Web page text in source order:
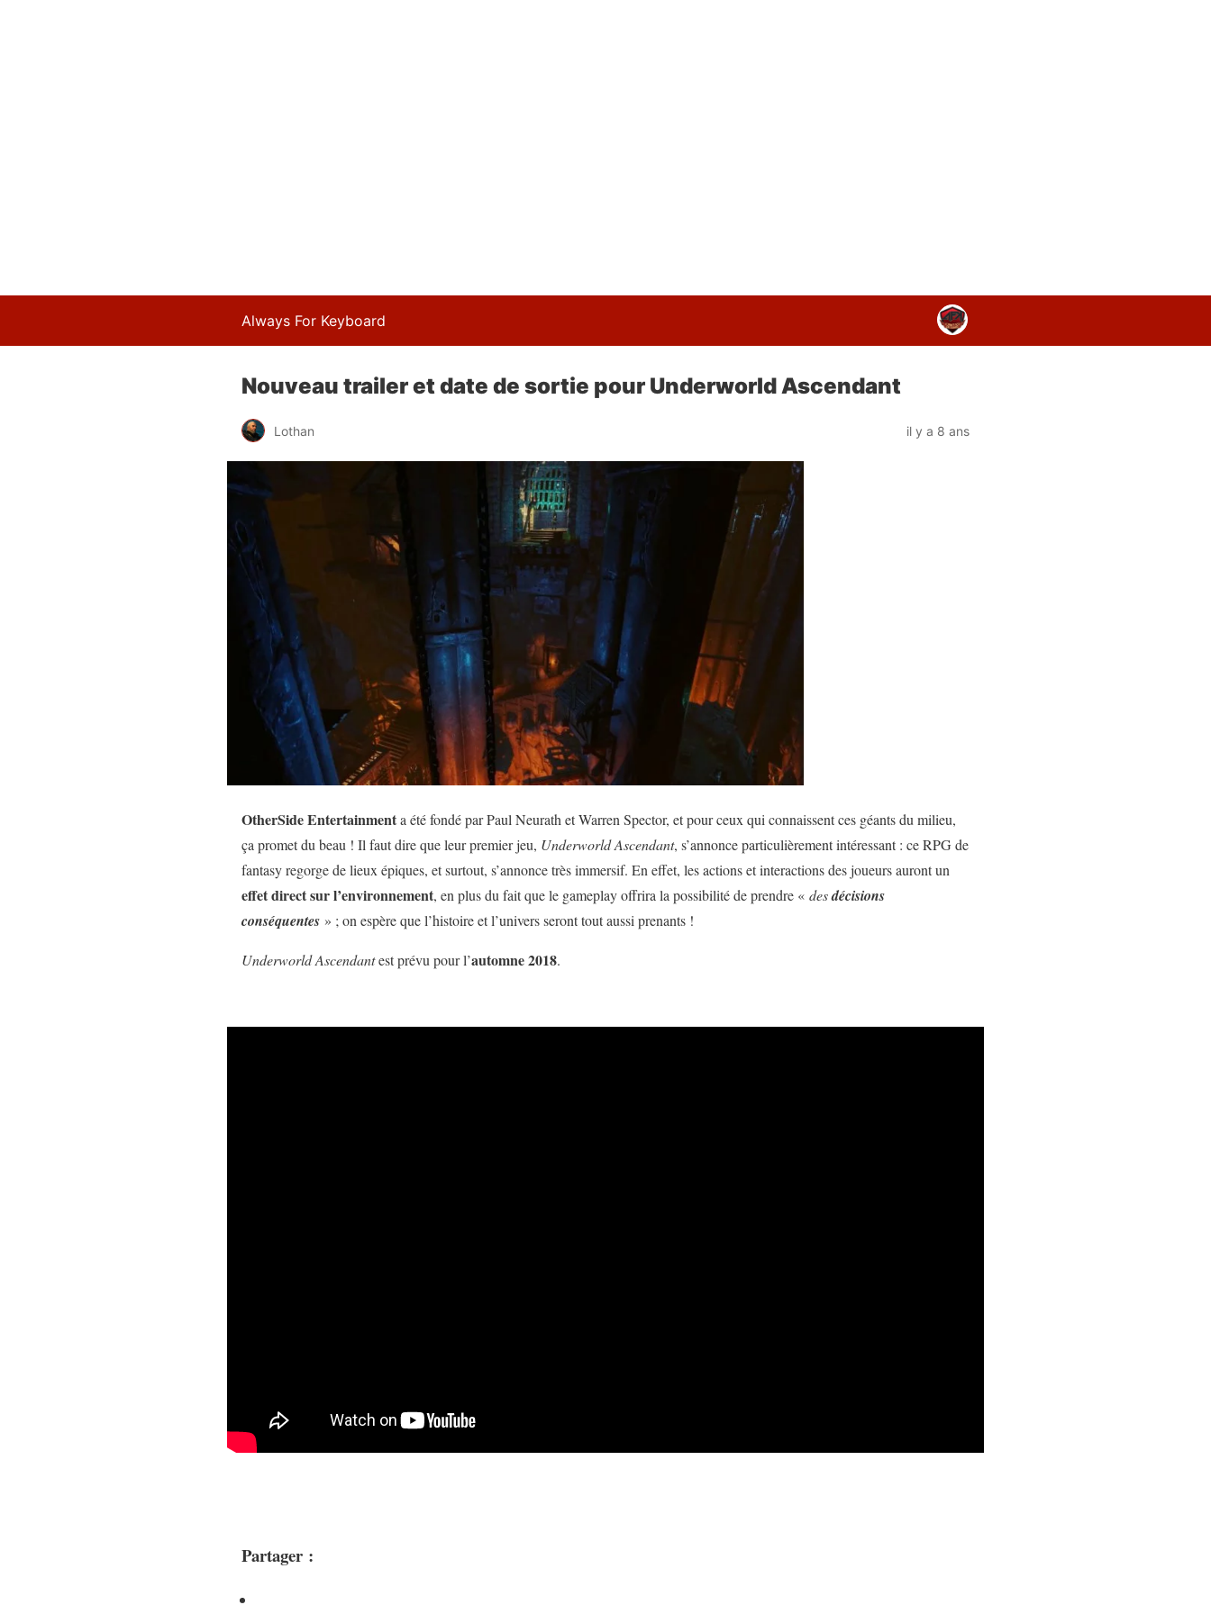
Always For Keyboard
Nouveau trailer et date de sortie pour Underworld Ascendant
Lothan il y a 8 ans
OtherSide Entertainmenta été fondé par Paul Neurath et Warren Spector, et pour ceux qui connaissent ces géants du milieu,
ça promet du beau ! Il faut dire que leur premier jeu, Underworld Ascendant, s’annonce particulièrement intéressant : ce RPG de
fantasy regorge de lieux épiques, et surtout, s’annonce très immersif. En effet, les actions et interactions des joueurs auront un
effet direct sur l’environnement, en plus du fait que le gameplay offrira la possibilité de prendre « desdécisions
conséquentes » ; on espère que l’histoire et l’univers seront tout aussi prenants !
Underworld Ascendantest prévu pour l’automne 2018.
Partager :